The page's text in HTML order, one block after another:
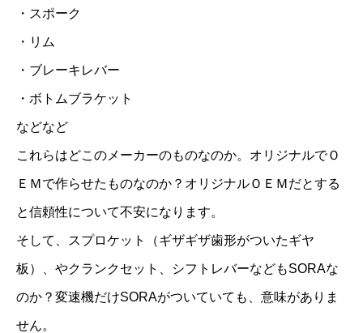
・スポーク
・リム
・ブレーキレバー
・ボトムブラケット
などなど
これらはどこのメーカーのものなのか。オリジナルでＯ
ＥＭで作らせたものなのか？オリジナルＯＥＭだとする
と信頼性について不安になります。
そして、スプロケット（ギザギザ歯形がついたギヤ
板）、やクランクセット、シフトレバーなどもSORAな
のか？変速機だけSORAがついていても、意味がありま
せん。